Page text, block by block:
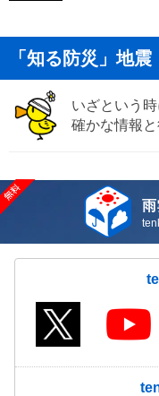
「知る防災」地震
いざという
確かな情報
雨